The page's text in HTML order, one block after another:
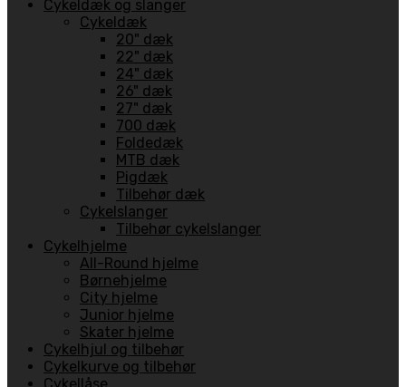
Cykeldæk og slanger
Cykeldæk
20" dæk
22" dæk
24" dæk
26" dæk
27" dæk
700 dæk
Foldedæk
MTB dæk
Pigdæk
Tilbehør dæk
Cykelslanger
Tilbehør cykelslanger
Cykelhjelme
All-Round hjelme
Børnehjelme
City hjelme
Junior hjelme
Skater hjelme
Cykelhjul og tilbehør
Cykelkurve og tilbehør